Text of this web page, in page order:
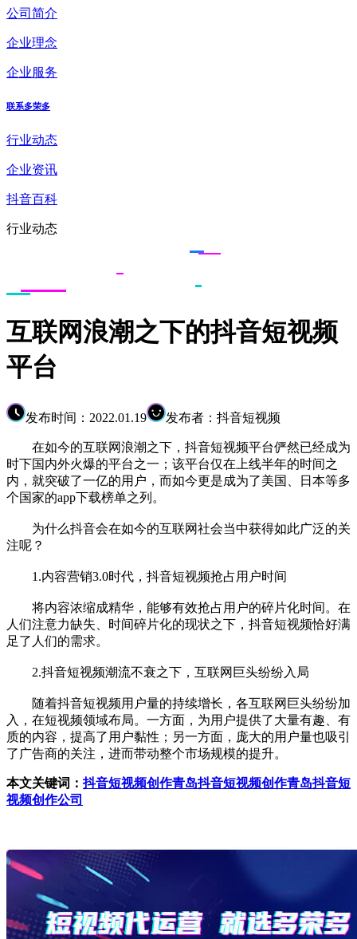
公司简介
企业理念
企业服务
联系多荣多
行业动态
企业资讯
抖音百科
行业动态
互联网浪潮之下的抖音短视频
平台
发布时间：2022.01.19 发布者：抖音短视频
在如今的互联网浪潮之下，抖音短视频平台俨然已经成为
时下国内外火爆的平台之一；该平台仅在上线半年的时间之
内，就突破了一亿的用户，而如今更是成为了美国、日本等多
个国家的app下载榜单之列。
为什么抖音会在如今的互联网社会当中获得如此广泛的关
注呢？
1.内容营销3.0时代，抖音短视频抢占用户时间
将内容浓缩成精华，能够有效抢占用户的碎片化时间。在
人们注意力缺失、时间碎片化的现状之下，抖音短视频恰好满
足了人们的需求。
2.抖音短视频潮流不衰之下，互联网巨头纷纷入局
随着抖音短视频用户量的持续增长，各互联网巨头纷纷加
入，在短视频领域布局。一方面，为用户提供了大量有趣、有
质的内容，提高了用户黏性；另一方面，庞大的用户量也吸引
了广告商的关注，进而带动整个市场规模的提升。
本文关键词：抖音短视频创作青岛抖音短视频创作青岛抖音短
视频创作公司